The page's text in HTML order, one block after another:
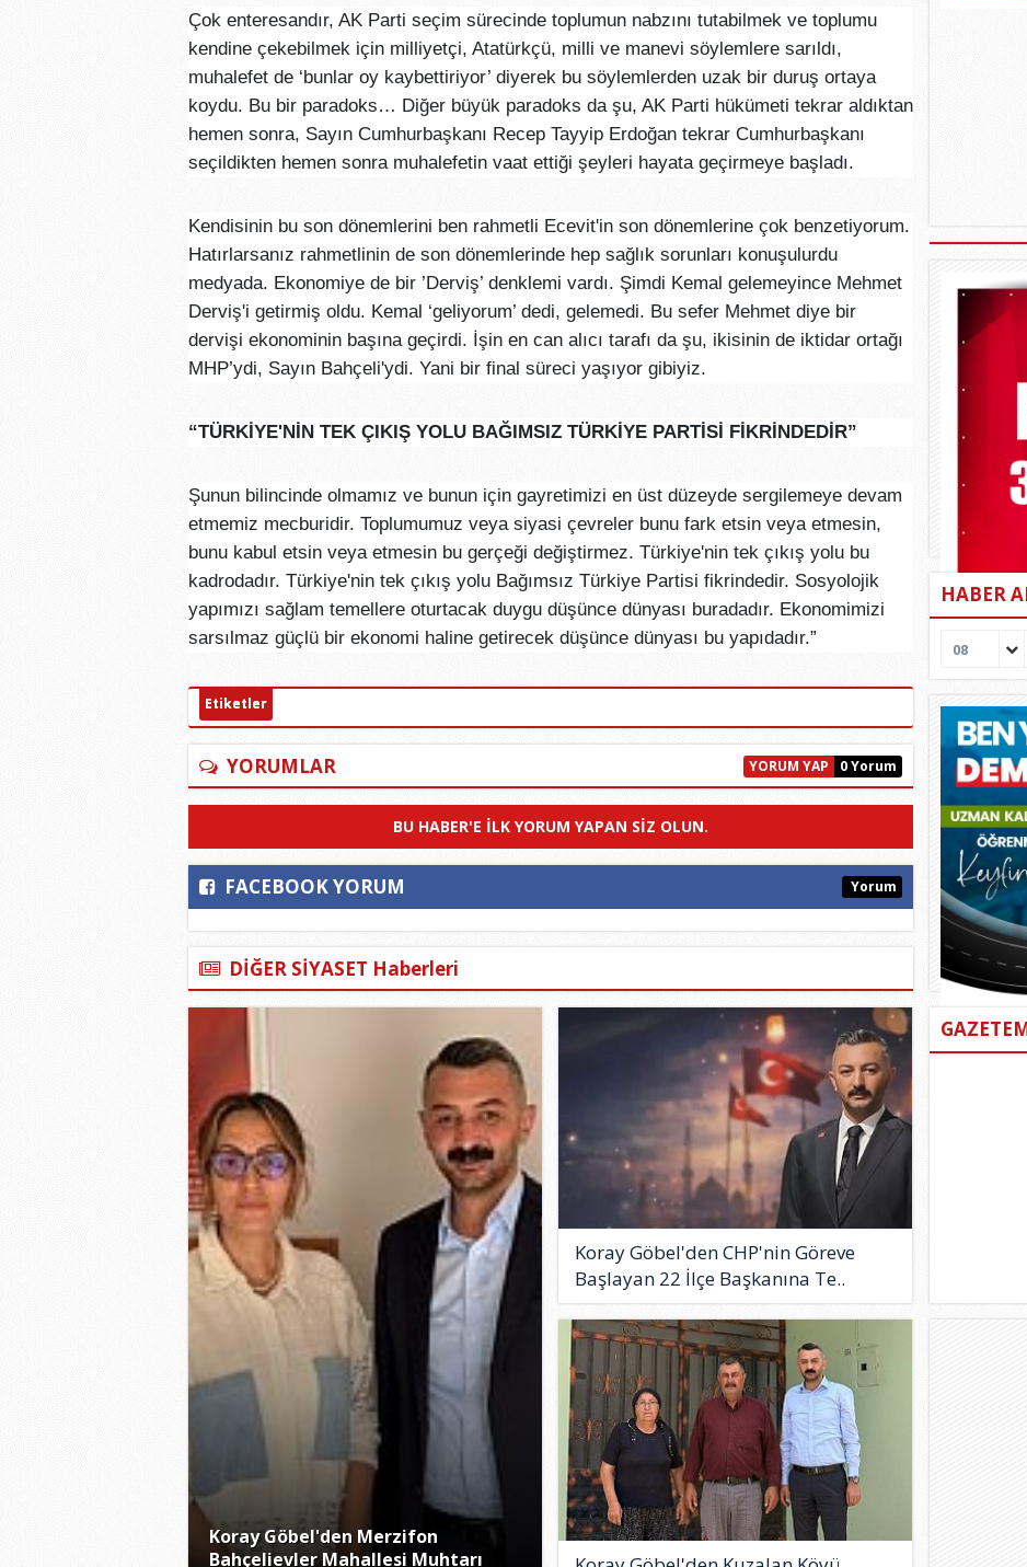
Çok enteresandır, AK Parti seçim sürecinde toplumun nabzını tutabilmek ve toplumu
kendine çekebilmek için milliyetçi, Atatürkçü, milli ve manevi söylemlere sarıldı,
muhalefet de ‘bunlar oy kaybettiriyor’ diyerek bu söylemlerden uzak bir duruş ortaya
koydu. Bu bir paradoks… Diğer büyük paradoks da şu, AK Parti hükümeti tekrar aldıktan
hemen sonra, Sayın Cumhurbaşkanı Recep Tayyip Erdoğan tekrar Cumhurbaşkanı
seçildikten hemen sonra muhalefetin vaat ettiği şeyleri hayata geçirmeye başladı.
Kendisinin bu son dönemlerini ben rahmetli Ecevit'in son dönemlerine çok benzetiyorum.
Hatırlarsanız rahmetlinin de son dönemlerinde hep sağlık sorunları konuşulurdu
medyada. Ekonomiye de bir ’Derviş’ denklemi vardı. Şimdi Kemal gelemeyince Mehmet
Derviş'i getirmiş oldu. Kemal ‘geliyorum’ dedi, gelemedi. Bu sefer Mehmet diye bir
dervişi ekonominin başına geçirdi. İşin en can alıcı tarafı da şu, ikisinin de iktidar ortağı
MHP’ydi, Sayın Bahçeli'ydi. Yani bir final süreci yaşıyor gibiyiz.
“TÜRKİYE'NİN TEK ÇIKIŞ YOLU BAĞIMSIZ TÜRKİYE PARTİSİ FİKRİNDEDİR”
Şunun bilincinde olmamız ve bunun için gayretimizi en üst düzeyde sergilemeye devam
etmemiz mecburidir. Toplumumuz veya siyasi çevreler bunu fark etsin veya etmesin,
bunu kabul etsin veya etmesin bu gerçeği değiştirmez. Türkiye'nin tek çıkış yolu bu
kadrodadır. Türkiye'nin tek çıkış yolu Bağımsız Türkiye Partisi fikrindedir. Sosyolojik
yapımızı sağlam temellere oturtacak duygu düşünce dünyası buradadır. Ekonomimizi
sarsılmaz güçlü bir ekonomi haline getirecek düşünce dünyası bu yapıdadır.”
Etiketler
YORUMLAR 0 Yorum
YORUM YAP
BU HABER'E ILK YORUM YAPAN SIZ OLUN.
FACEBOOK YORUM Yorum
DİĞER SİYASET Haberleri
Koray Göbel'den Merzifon
Bahçelievler Mahallesi Muhtarı
Koray Göbel'den CHP'nin Göreve
Başlayan 22 İlçe Başkanına Te..
HABER
08